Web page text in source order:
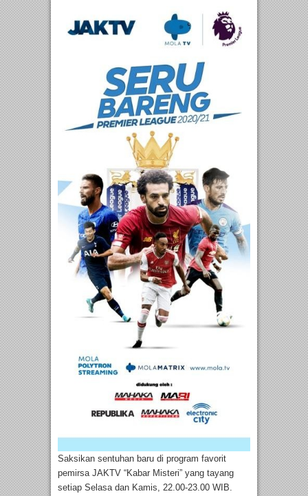
Saksikan sentuhan baru di program favorit
pemirsa JAKTV “Kabar Misteri” yang tayang
setiap Selasa dan Kamis, 22.00-23.00 WIB.